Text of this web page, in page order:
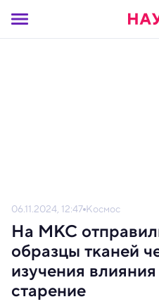
06.11.2024, 12:47 Космос
На МКС
образцы тканей
изучения
старение